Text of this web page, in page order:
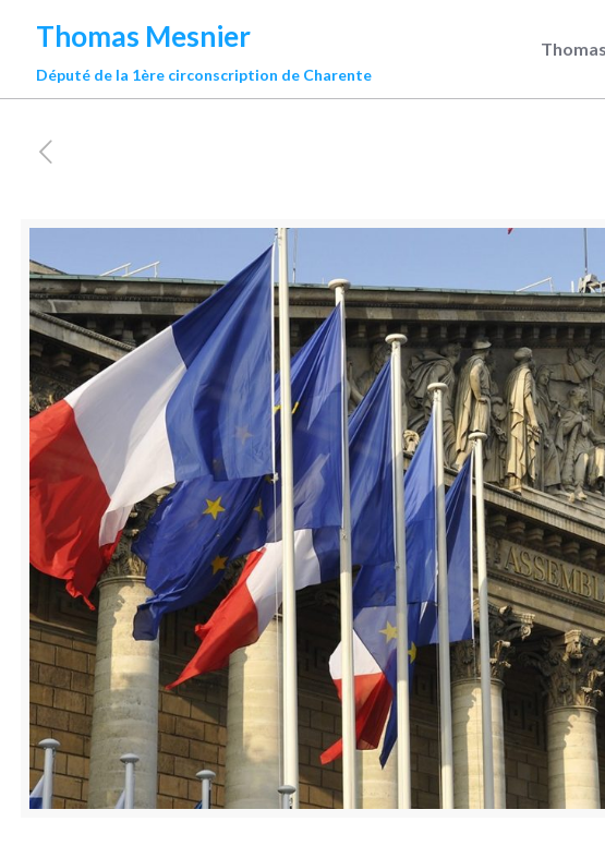
Thomas Mesnier
Député de la 1ère circonscription de Charente